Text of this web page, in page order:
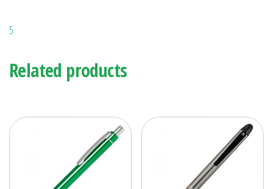
5
Related products